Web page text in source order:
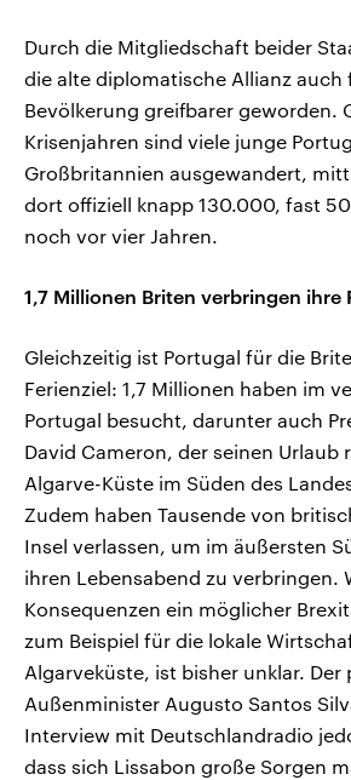
Durch die Mitgliedschaft beider
die alte diplomatische Allianz auch
Bevölkerung greifbarer geworden.
Krisenjahren sind viele junge
Großbritannien ausgewandert,
dort offiziell knapp 130.000, fast
noch vor vier Jahren.
1,7 Millionen Briten verbringen ihre
Gleichzeitig ist Portugal für die
Ferienziel: 1,7 Millionen haben im
Portugal besucht, darunter auch
David Cameron, der seinen Urlaub
Algarve-Küste im Süden des
Zudem haben Tausende von
Insel verlassen, um im äußersten
ihren Lebensabend zu verbringen.
Konsequenzen ein möglicher
zum Beispiel für die lokale
Algarveküste, ist bisher unklar.
Außenminister Augusto Santos
Interview mit Deutschlandradio
dass sich Lissabon große Sorgen